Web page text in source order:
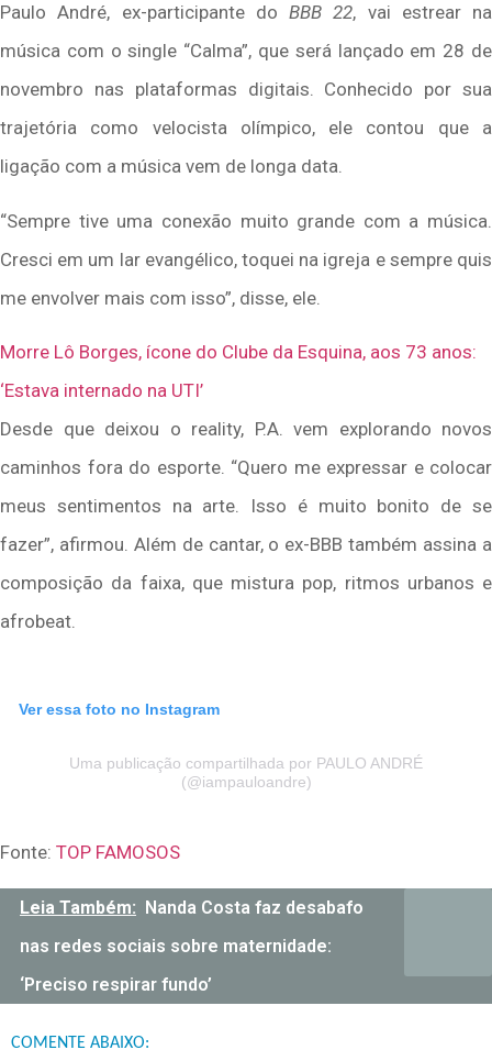
Paulo André, ex-participante do BBB 22, vai estrear na
música com o single “Calma”, que será lançado em 28 de
novembro nas plataformas digitais. Conhecido por sua
trajetória como velocista olímpico, ele contou que a
ligação com a música vem de longa data.
“Sempre tive uma conexão muito grande com a música.
Cresci em um lar evangélico, toquei na igreja e sempre quis
me envolver mais com isso”, disse, ele.
Morre Lô Borges, ícone do Clube da Esquina, aos 73 anos:
‘Estava internado na UTI’
Desde que deixou o reality, P.A. vem explorando novos
caminhos fora do esporte. “Quero me expressar e colocar
meus sentimentos na arte. Isso é muito bonito de se
fazer”, afirmou. Além de cantar, o ex-BBB também assina a
composição da faixa, que mistura pop, ritmos urbanos e
afrobeat.
Ver essa foto no Instagram
Uma publicação compartilhada por PAULO ANDRÉ
(@iampauloandre)
Fonte: TOP FAMOSOS
Leia Também: Nanda Costa faz desabafo
nas redes sociais sobre maternidade:
‘Preciso respirar fundo’
COMENTE ABAIXO: